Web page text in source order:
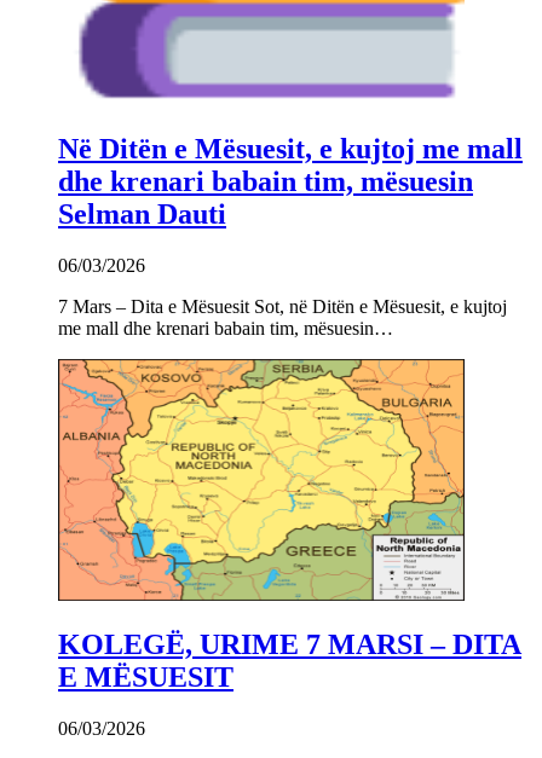
Në Ditën e Mësuesit, e kujtoj me mall
dhe krenari babain tim, mësuesin
Selman Dauti
06/03/2026
7 Mars – Dita e Mësuesit Sot, në Ditën e Mësuesit, e kujtoj
me mall dhe krenari babain tim, mësuesin…
KOLEGË, URIME 7 MARSI – DITA
E MËSUESIT
06/03/2026